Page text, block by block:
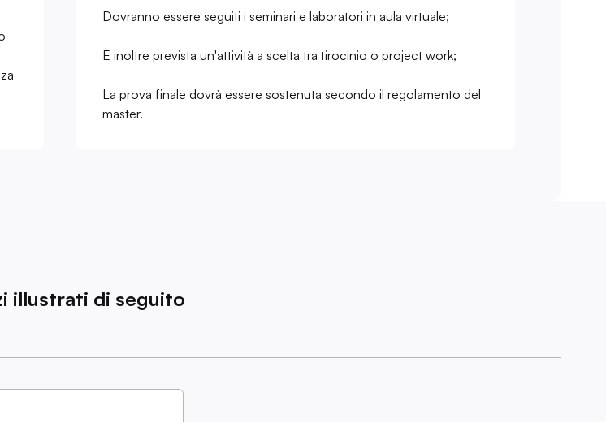
Dovranno essere seguiti i seminari e laboratori in aula virtuale;
È inoltre prevista un'attività a scelta tra tirocinio o project work;
La prova finale dovrà essere sostenuta secondo il regolamento del
master.
illustrati di seguito